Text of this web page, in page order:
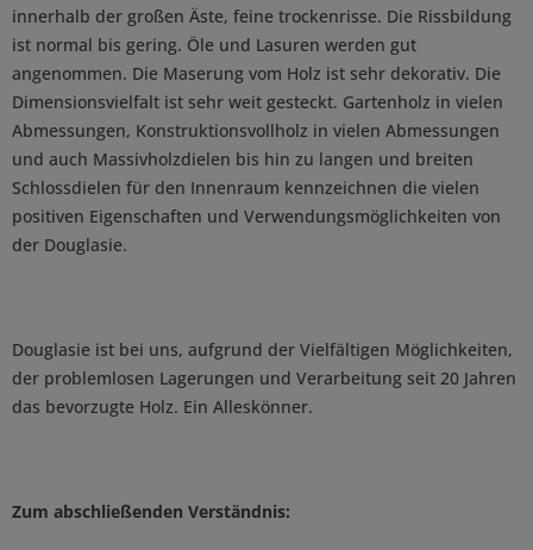
innerhalb der großen Äste, feine trockenrisse. Die Rissbildung
ist normal bis gering. Öle und Lasuren werden gut
angenommen. Die Maserung vom Holz ist sehr dekorativ. Die
Dimensionsvielfalt ist sehr weit gesteckt. Gartenholz in vielen
Abmessungen, Konstruktionsvollholz in vielen Abmessungen
und auch Massivholzdielen bis hin zu langen und breiten
Schlossdielen für den Innenraum kennzeichnen die vielen
positiven Eigenschaften und Verwendungsmöglichkeiten von
der Douglasie.
Douglasie ist bei uns, aufgrund der Vielfältigen Möglichkeiten,
der problemlosen Lagerungen und Verarbeitung seit 20 Jahren
das bevorzugte Holz. Ein Alleskönner.
Zum abschließenden Verständnis: